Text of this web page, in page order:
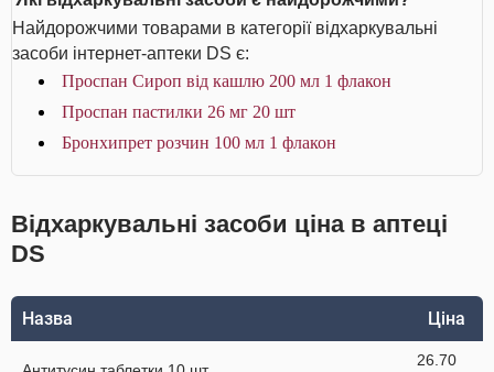
Найдорожчими товарами в категорії відхаркувальні
засоби інтернет-аптеки DS є:
Проспан Сироп від кашлю 200 мл 1 флакон
Проспан пастилки 26 мг 20 шт
Бронхипрет розчин 100 мл 1 флакон
Відхаркувальні засоби ціна в аптеці
DS
Назва Ціна
26.70